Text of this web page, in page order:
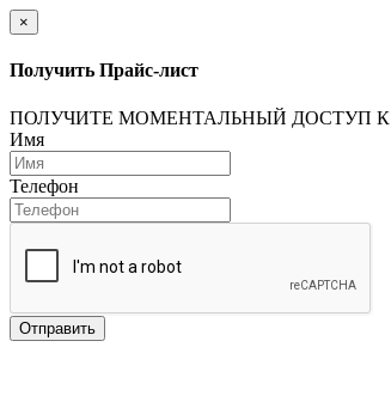
×
Получить Прайс-лист
ПОЛУЧИТЕ МОМЕНТАЛЬНЫЙ ДОСТУП
Имя
Телефон
Отправить